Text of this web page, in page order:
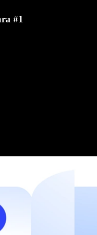
#1